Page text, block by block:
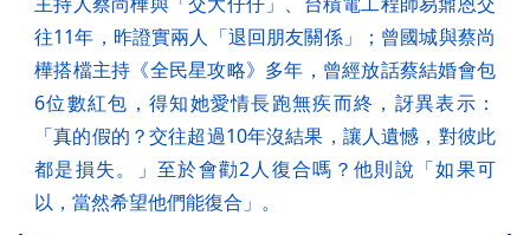
往11年，昨證實兩人「退回朋友關係」；曾國城與蔡尚
樺搭檔主持《全民星攻略》多年，曾經放話蔡結婚會包
6位數紅包，得知她愛情長跑無疾而終，訝異表示：
「真的假的？交往超過10年沒結果，讓人遺憾，對彼此
都是損失。」至於會勸2人復合嗎？他則說「如果可
以，當然希望他們能復合」。